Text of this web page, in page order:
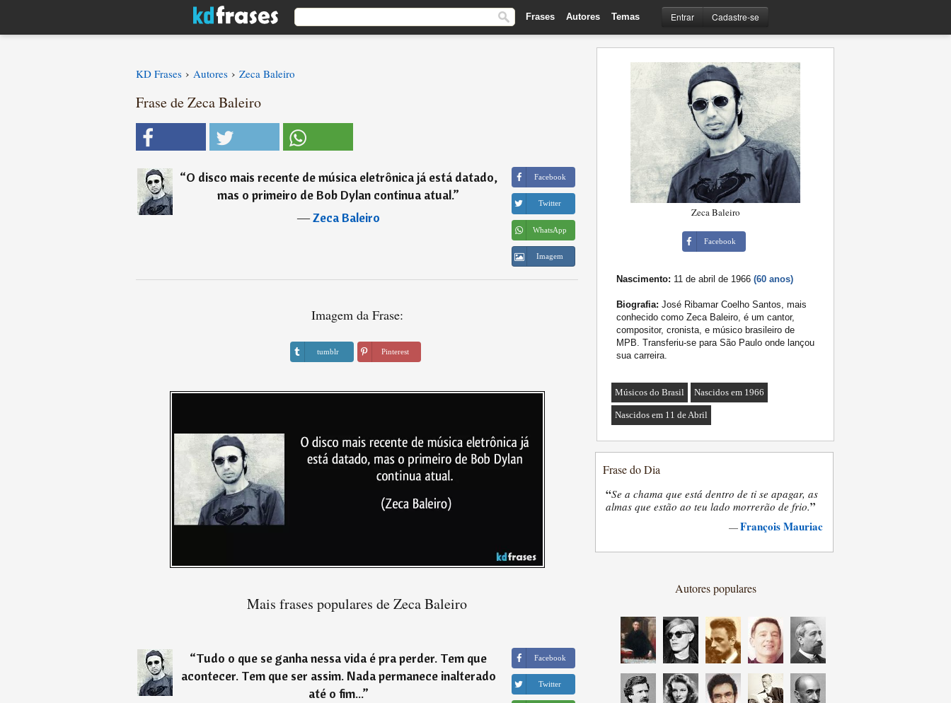
Frases Autores Temas Entrar Cadastre-se
KD Frases › Autores › Zeca Baleiro
Frase de Zeca Baleiro
“O disco mais recente de música eletrônica já está datado,
mas o primeiro de Bob Dylan continua atual.”
―Zeca Baleiro
Facebook
Twitter
WhatsApp
Imagem
Imagem da Frase:
tumblr Pinterest
Mais frases populares de Zeca Baleiro
“Tudo o que se ganha nessa vida é pra perder. Tem que
acontecer. Tem que ser assim. Nada permanece inalterado
até o fim...”
Facebook
Twitter
Zeca Baleiro
Facebook
Nascimento: 11 de abril de 1966 (60 anos)
Biografia: José Ribamar Coelho Santos, mais
conhecido como Zeca Baleiro, é um cantor,
compositor, cronista, e músico brasileiro de
MPB. Transferiu-se para São Paulo onde lançou
sua carreira.
Músicos do Brasil Nascidos em 1966
Nascidos em 11 de Abril
Frase do Dia
“Se a chama que está dentro de ti se apagar, as
almas que estão ao teu lado morrerão de frio.”
—François Mauriac
Autores populares